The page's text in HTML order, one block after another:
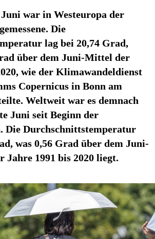
war in Westeuropa der
Die
lag bei 20,74 Grad,
über dem Juni-Mittel der
wie der Klimawandeldienst
Copernicus in Bonn am
Weltweit war es demnach
Juni seit Beginn der
Die Durchschnittstemperatur
was 0,56 Grad über dem Juni-
Jahre 1991 bis 2020 liegt.